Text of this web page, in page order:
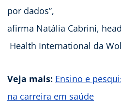
por dados”,
afirma Natália Cabrini,
Health International da
Veja mais: Ensino e
na carreira em saúde